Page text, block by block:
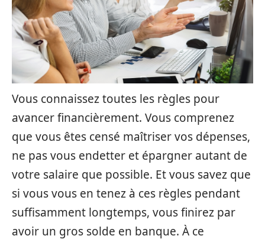
Vous connaissez toutes les règles pour
avancer financièrement. Vous comprenez
que vous êtes censé maîtriser vos dépenses,
ne pas vous endetter et épargner autant de
votre salaire que possible. Et vous savez que
si vous vous en tenez à ces règles pendant
suffisamment longtemps, vous finirez par
avoir un gros solde en banque. À ce